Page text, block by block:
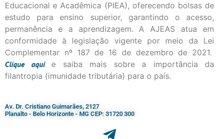
Educacional e Acadêmica (PIEA), oferecendo bolsas de
estudo para ensino superior, garantindo o acesso,
permanência e a aprendizagem. A AJEAS atua em
conformidade à legislação vigente por meio da Lei
Complementar nº 187 de 16 de dezembro de 2021.
Cliqueaqui
e saiba mais sobre a importância da
filantropia (imunidade tributária) para o país.
Av. Dr. Cristiano Guimarães, 2127
Planalto - Belo Horizonte - MG CEP: 31720 300